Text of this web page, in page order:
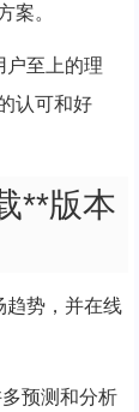
案。
户至上的理
认可和好
**版本
趋势，并在线
预测和分析